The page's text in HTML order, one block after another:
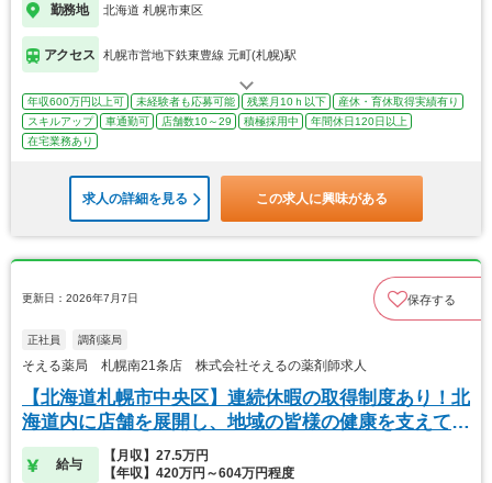
勤務地 北海道 札幌市東区
アクセス 札幌市営地下鉄東豊線 元町(札幌)駅
年収600万円以上可 未経験者も応募可能 残業月10ｈ以下
産休・育休取得実績有り
スキルアップ
車通勤可 店舗数10～29 積極採用中
年間休日120日以上
在宅業務あり
求人の詳細を見る この求人に興味がある
更新日：2026年7月7日 保存する
正社員 調剤薬局
そえる薬局 札幌南21条店 株式会社そえるの薬剤師求人
【北海道札幌市中央区】連続休暇の取得制度あり！北
海道内に店舗を展開し、地域の皆様の健康を支えてい
ます
給与
【月収】27.5万円
【年収】420万円～604万円程度